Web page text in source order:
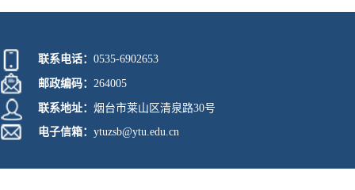
联系电话： 0535-6902653
邮政编码： 264005
联系地址： 烟台市莱山区清泉路30号
电子信箱： ytuzsb@ytu.edu.cn